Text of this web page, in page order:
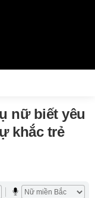
nữ biết yêu
khắc trẻ